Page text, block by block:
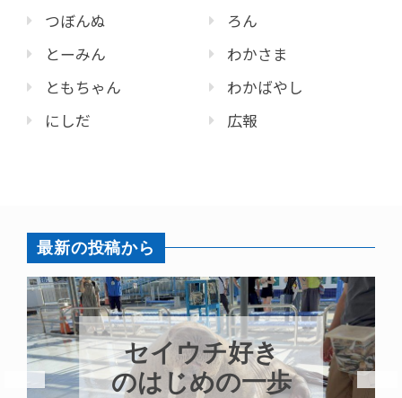
つぼんぬ
とーみん
ともちゃん
にしだ
ろん
わかさま
わかばやし
広報
最新の投稿から
８月はカガミモ
チウニ推し